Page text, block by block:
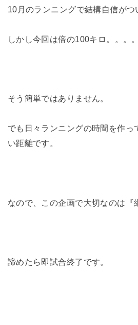
10月のランニングで結構自信がつ
しかし今回は倍の100キロ。。。。
そう簡単ではありません。
でも日々ランニングの時間を作っ
い距離です。
なので、この企画で大切なのは『
諦めたら即試合終了です。